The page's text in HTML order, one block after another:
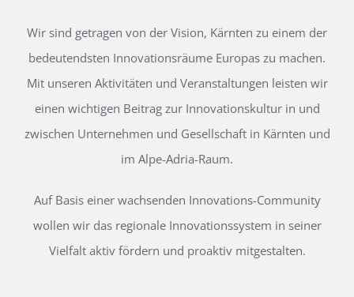
Wir sind getragen von der Vision, Kärnten zu einem der
bedeutendsten Innovationsräume Europas zu machen.
Mit unseren Aktivitäten und Veranstaltungen leisten wir
einen wichtigen Beitrag zur Innovationskultur in und
zwischen Unternehmen und Gesellschaft in Kärnten und
im Alpe-Adria-Raum.
Auf Basis einer wachsenden Innovations-Community
wollen wir das regionale Innovationssystem in seiner
Vielfalt aktiv fördern und proaktiv mitgestalten.